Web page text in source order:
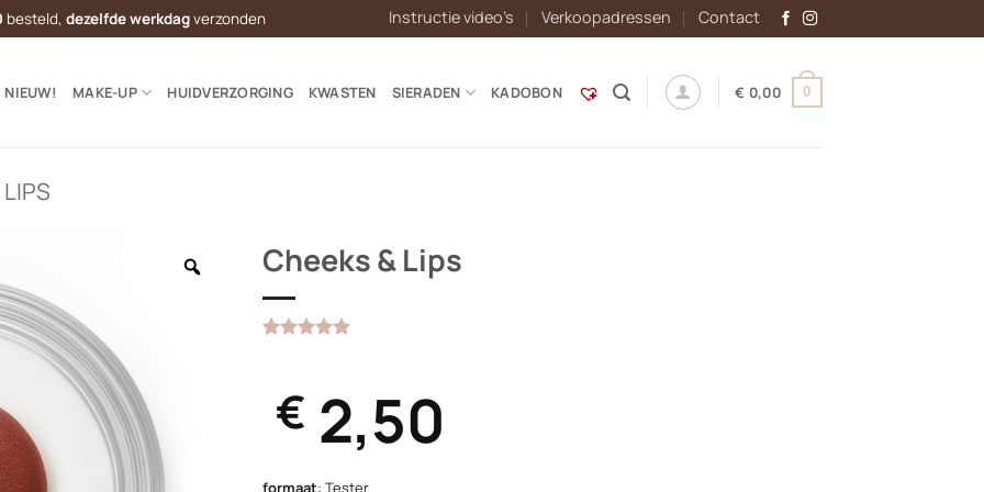
besteld, dezelfde werkdagverzonden Instructie video’s Verkoopadressen Contact
NIEUW! MAKE-UP HUIDVERZORGING KWASTEN SIERADEN KADOBON € 0,00 0
Cheeks & Lips
op
klantbeoordeling
€ 2,50
formaat: Tester